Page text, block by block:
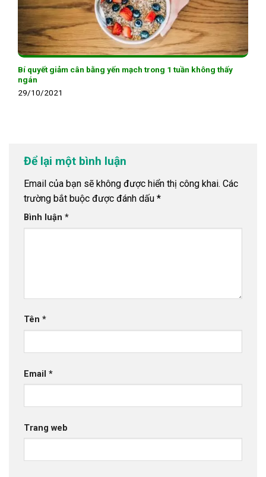
Bí quyết giảm cân bằng yến mạch trong 1 tuần không thấy
ngán
29/10/2021
Để lại một bình luận
Email của bạn sẽ không được hiển thị công khai. Các
trường bắt buộc được đánh dấu *
Bình luận *
Tên *
Email *
Trang web